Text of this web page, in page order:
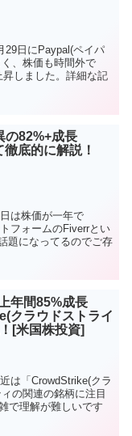
29日にPaypal(ペイパ
、株価も時間外で
しました。詳細な記
の82%+成長
底的に解説！
は株価が一年で
フォームのFiverrとい
題になってるのでご存
年間85%成長
クラウドストライ
[米国株投資]
は「CrowdStrike(クラ
の関連の銘柄に注目
で理解が難しいです